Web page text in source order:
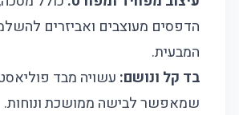
הדפסים מעוצבים ואביזרים
המבעית.
בד קל ונושם: עשויה מבד
שמאפשר לבישה ממושכת ונוחות.